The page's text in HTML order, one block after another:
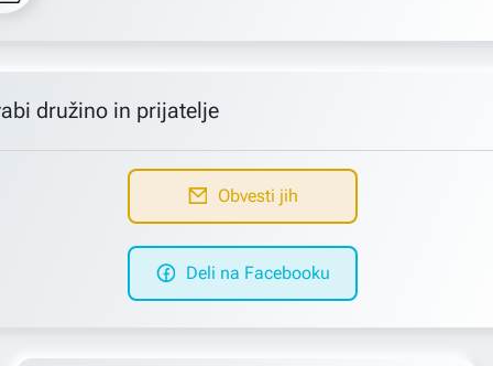
družino in prijatelje
Obvesti jih
Deli na Facebooku